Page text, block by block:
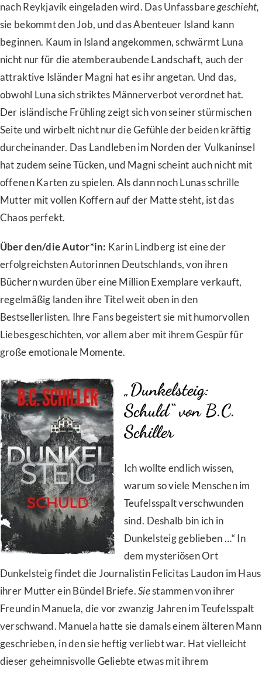
nach Reykjavík eingeladen wird. Das Unfassbaregeschieht,
sie bekommt den Job, und das Abenteuer Island kann
beginnen. Kaum in Island angekommen, schwärmt Luna
nicht nur für die atemberaubende Landschaft, auch der
attraktive Isländer Magni hat es ihr angetan. Und das,
obwohl Luna sich striktes Männerverbot verordnet hat.
Der isländische Frühling zeigt sich von seiner stürmischen
Seite und wirbelt nicht nur die Gefühle der beiden kräftig
durcheinander. Das Landleben im Norden der Vulkaninsel
hat zudem seine Tücken, und Magni scheint auch nicht mit
offenen Karten zu spielen. Als dann noch Lunas schrille
Mutter mit vollen Koffern auf der Matte steht, ist das
Chaos perfekt.
Über den/die Autor*in: Karin Lindberg ist eine der
erfolgreichsten Autorinnen Deutschlands, von ihren
Büchern wurden über eine Million Exemplare verkauft,
regelmäßig landen ihre Titel weit oben in den
Bestsellerlisten. Ihre Fans begeistert sie mit humorvollen
Liebesgeschichten, vor allem aber mit ihrem Gespür für
große emotionale Momente.
„Dunkelsteig:
Schuld“ von B.C.
Schiller
Ich wollte endlich wissen,
warum so viele Menschen im
Teufelsspalt verschwunden
sind. Deshalb bin ich in
Dunkelsteig geblieben …“ In
dem mysteriösen Ort
Dunkelsteig findet die Journalistin Felicitas Laudon im Haus
ihrer Mutter ein Bündel Briefe.Siestammen von ihrer
Freundin Manuela, die vor zwanzig Jahren im Teufelsspalt
verschwand. Manuela hatte sie damals einem älteren Mann
geschrieben, in den sie heftig verliebt war. Hat vielleicht
dieser geheimnisvolle Geliebte etwas mit ihrem